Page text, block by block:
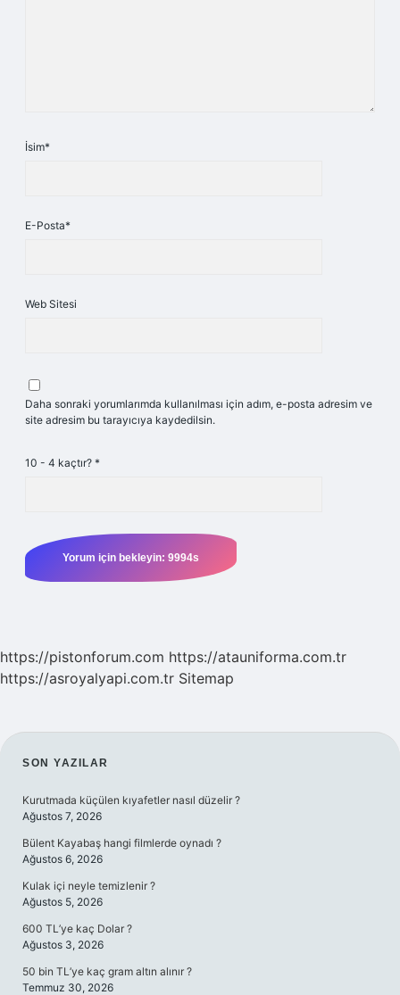
İsim*
E-Posta*
Web Sitesi
Daha sonraki yorumlarımda kullanılması için adım, e-posta adresim ve
site adresim bu tarayıcıya kaydedilsin.
10 - 4 kaçtır? *
https://pistonforum.com https://atauniforma.com.tr
https://asroyalyapi.com.tr Sitemap
SIDEBAR
SON YAZILAR
Kurutmada küçülen kıyafetler nasıl düzelir ?
Ağustos 7, 2026
Bülent Kayabaş hangi filmlerde oynadı ?
Ağustos 6, 2026
Kulak içi neyle temizlenir ?
Ağustos 5, 2026
600 TL’ye kaç Dolar ?
Ağustos 3, 2026
50 bin TL’ye kaç gram altın alınır ?
Temmuz 30, 2026